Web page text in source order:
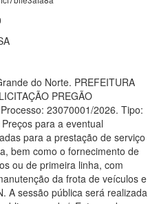
do Norte. PREFEITURA
PREGÃO
23070001/2026. Tipo:
para a eventual
para a prestação de serviço
bem como o fornecimento de
ou de primeira linha, com
da frota de veículos e
A sessão pública será realizada